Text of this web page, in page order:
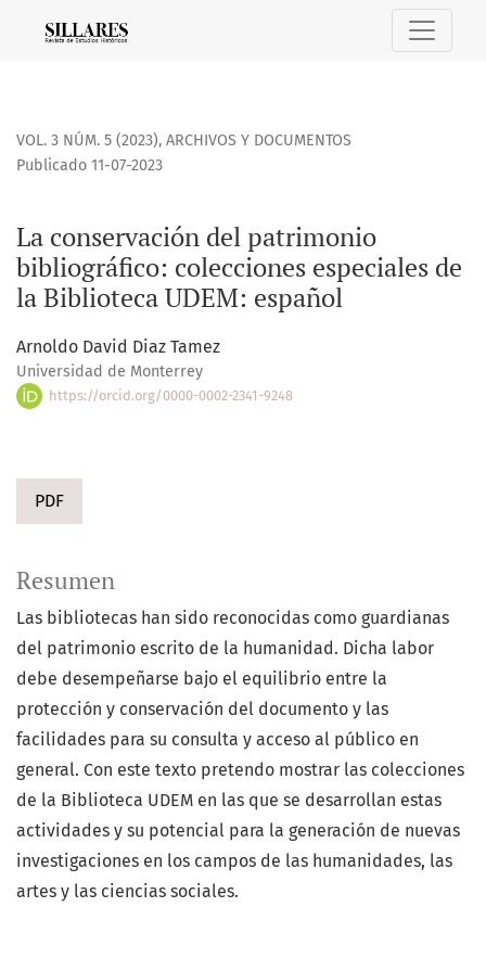
La conservación del patrimonio bibliográfico: colecciones
VOL. 3 NÚM. 5 (2023), ARCHIVOS Y DOCUMENTOS
La conservación del patrimonio
bibliográfico: colecciones especiales de
la Biblioteca UDEM: español
Publicado 11-07-2023
Arnoldo David Diaz Tamez
Universidad de Monterrey
https://orcid.org/0000-0002-2341-9248
PDF
Resumen
Las bibliotecas han sido reconocidas como guardianas
del patrimonio escrito de la humanidad. Dicha labor
debe desempeñarse bajo el equilibrio entre la
protección y conservación del documento y las
facilidades para su consulta y acceso al público en
general. Con este texto pretendo mostrar las colecciones
de la Biblioteca UDEM en las que se desarrollan estas
actividades y su potencial para la generación de nuevas
investigaciones en los campos de las humanidades, las
artes y las ciencias sociales.